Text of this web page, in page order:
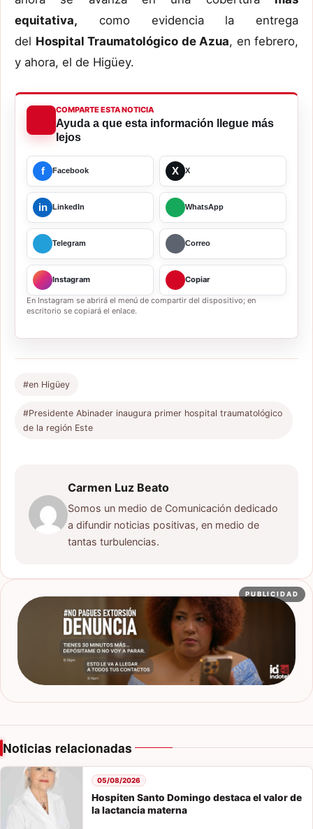
equitativa, como evidencia la entrega
del Hospital Traumatológico de Azua, en febrero,
y ahora, el de Higüey.
COMPARTE ESTA NOTICIA
Ayuda a que esta información llegue más
lejos
f Facebook X X
in LinkedIn WhatsApp
Telegram Correo
Instagram Copiar
En Instagram se abrirá el menú de compartir del dispositivo; en
escritorio se copiará el enlace.
#en Higüey
#Presidente Abinader inaugura primer hospital traumatológico
de la región Este
Carmen Luz Beato
Somos un medio de Comunicación dedicado
a difundir noticias positivas, en medio de
tantas turbulencias.
PUBLICIDAD
Noticias relacionadas
Hospiten Santo Domingo destaca el valor de
la lactancia materna
05/08/2026